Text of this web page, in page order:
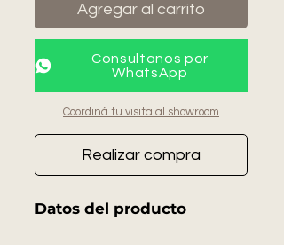
Agregar al carrito
Consultanos por
WhatsApp
Coordiná tu visita al showroom
Realizar compra
Datos del producto